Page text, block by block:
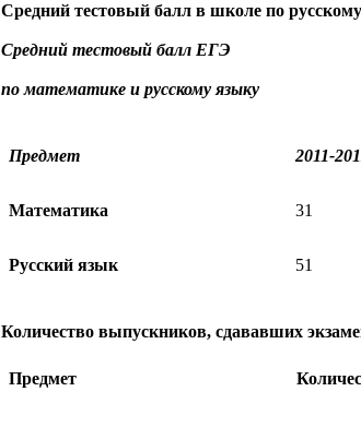
Средний тестовый балл в школе по
Средний тестовый балл ЕГЭ
по математике и русскому языку
Предмет 2011-
Математика 31
Русский язык 51
Количество выпускников, сдававших
Предмет